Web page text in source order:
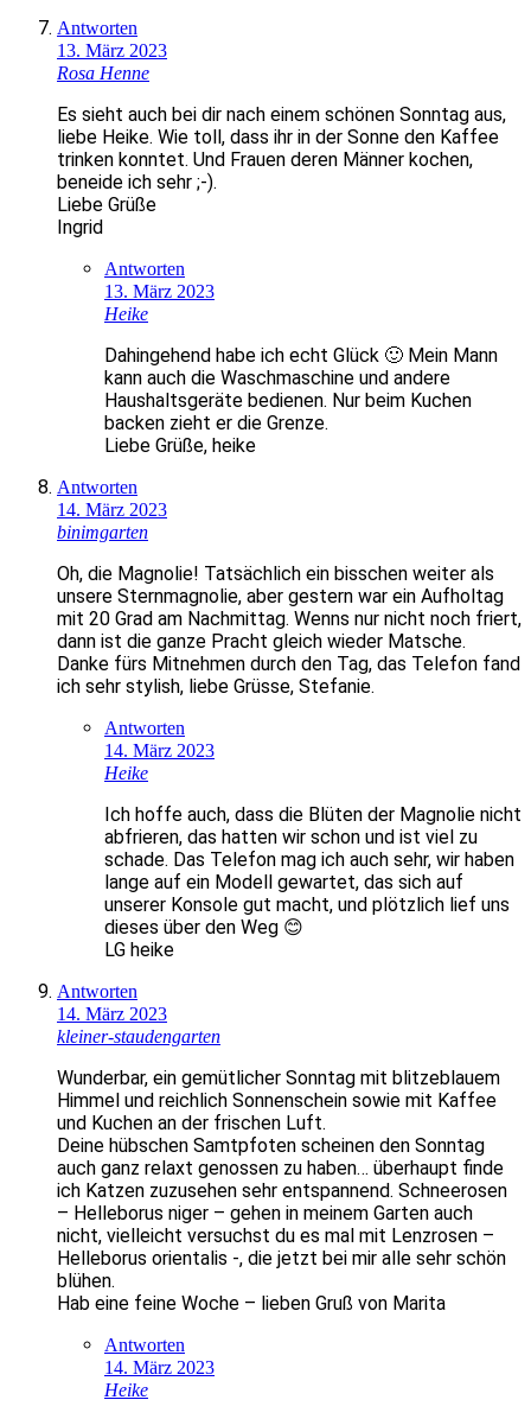
Antworten
13. März 2023
Rosa Henne
Es sieht auch bei dir nach einem schönen Sonntag aus,
liebe Heike. Wie toll, dass ihr in der Sonne den Kaffee
trinken konntet. Und Frauen deren Männer kochen,
beneide ich sehr ;-).
Liebe Grüße
Ingrid
Antworten
13. März 2023
Heike
Dahingehend habe ich echt Glück 🙂 Mein Mann
kann auch die Waschmaschine und andere
Haushaltsgeräte bedienen. Nur beim Kuchen
backen zieht er die Grenze.
Liebe Grüße, heike
Antworten
14. März 2023
binimgarten
Oh, die Magnolie! Tatsächlich ein bisschen weiter als
unsere Sternmagnolie, aber gestern war ein Aufholtag
mit 20 Grad am Nachmittag. Wenns nur nicht noch friert,
dann ist die ganze Pracht gleich wieder Matsche.
Danke fürs Mitnehmen durch den Tag, das Telefon fand
ich sehr stylish, liebe Grüsse, Stefanie.
Antworten
14. März 2023
Heike
Ich hoffe auch, dass die Blüten der Magnolie nicht
abfrieren, das hatten wir schon und ist viel zu
schade. Das Telefon mag ich auch sehr, wir haben
lange auf ein Modell gewartet, das sich auf
unserer Konsole gut macht, und plötzlich lief uns
dieses über den Weg 😊
LG heike
Antworten
14. März 2023
kleiner-staudengarten
Wunderbar, ein gemütlicher Sonntag mit blitzeblauem
Himmel und reichlich Sonnenschein sowie mit Kaffee
und Kuchen an der frischen Luft.
Deine hübschen Samtpfoten scheinen den Sonntag
auch ganz relaxt genossen zu haben… überhaupt finde
ich Katzen zuzusehen sehr entspannend. Schneerosen
– Helleborus niger – gehen in meinem Garten auch
nicht, vielleicht versuchst du es mal mit Lenzrosen –
Helleborus orientalis -, die jetzt bei mir alle sehr schön
blühen.
Hab eine feine Woche – lieben Gruß von Marita
Antworten
14. März 2023
Heike